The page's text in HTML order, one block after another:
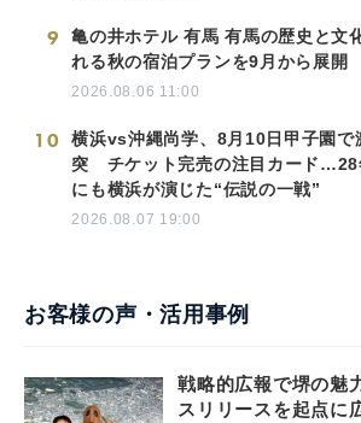
9
亀の井ホテル 有馬 有馬の歴史と文
れる秋の宿泊プランを9月から展開
2026.08.06 11:00
10
横浜vs沖縄尚学、8月10日甲子園で
突 チケット完売の注目カード…28
にも横浜が演じた“伝説の一戦”
2026.08.07 19:00
お客様の声・活用事例
戦略的広報で堺の魅
スリリースを起点に